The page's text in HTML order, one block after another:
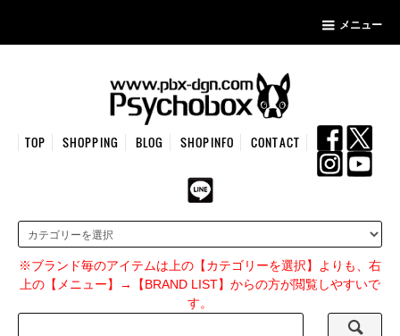
メニュー
TOP SHOPPING BLOG SHOPINFO CONTACT
※ブランド毎のアイテムは上の【カテゴリーを選択】よりも、右
上の【メニュー】→【BRAND LIST】からの方が閲覧しやすいで
す。